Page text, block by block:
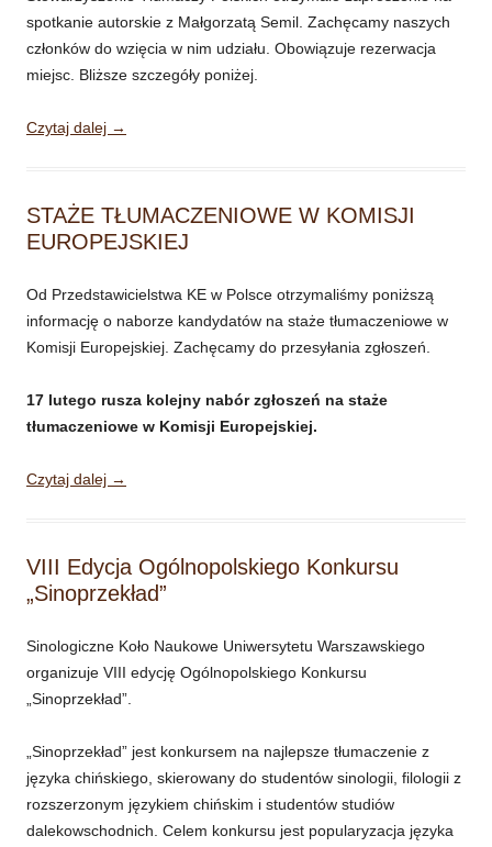
spotkanie autorskie z Małgorzatą Semil. Zachęcamy naszych
członków do wzięcia w nim udziału. Obowiązuje rezerwacja
miejsc. Bliższe szczegóły poniżej.
Czytaj dalej →
STAŻE TŁUMACZENIOWE W KOMISJI
EUROPEJSKIEJ
Od Przedstawicielstwa KE w Polsce otrzymaliśmy poniższą
informację o naborze kandydatów na staże tłumaczeniowe w
Komisji Europejskiej. Zachęcamy do przesyłania zgłoszeń.
17 lutego rusza kolejny nabór zgłoszeń na staże
tłumaczeniowe w Komisji Europejskiej.
Czytaj dalej →
VIII Edycja Ogólnopolskiego Konkursu
„Sinoprzekład”
Sinologiczne Koło Naukowe Uniwersytetu Warszawskiego
organizuje VIII edycję Ogólnopolskiego Konkursu
„Sinoprzekład”.
„Sinoprzekład” jest konkursem na najlepsze tłumaczenie z
języka chińskiego, skierowany do studentów sinologii, filologii z
rozszerzonym językiem chińskim i studentów studiów
dalekowschodnich. Celem konkursu jest popularyzacja języka